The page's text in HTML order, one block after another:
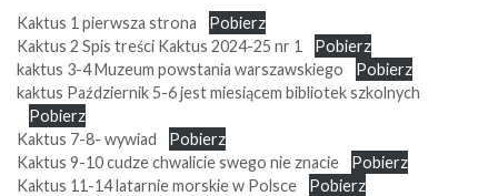
Kaktus 1 pierwsza strona
Pobierz
Kaktus 2 Spis treści Kaktus 2024-25 nr 1
Pobierz
kaktus 3-4 Muzeum powstania warszawskiego
Pobierz
kaktus Październik 5-6 jest miesiącem bibliotek szkolnych
Pobierz
Kaktus 7-8- wywiad
Pobierz
Kaktus 9-10 cudze chwalicie swego nie znacie
Pobierz
Kaktus 11-14 latarnie morskie w Polsce
Pobierz